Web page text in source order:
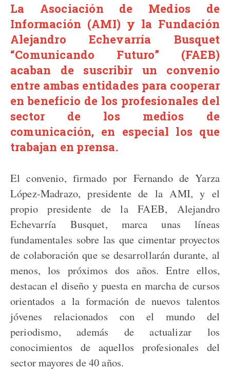
La Asociación de Medios de
Información (AMI) y la Fundación
Alejandro Echevarría Busquet
“Comunicando Futuro” (FAEB)
acaban de suscribir un convenio
entre ambas entidades para cooperar
en beneficio de los profesionales del
sector de los medios de
comunicación, en especial los que
trabajan en prensa.
El convenio, firmado por Fernando de Yarza
López-Madrazo, presidente de la AMI, y el
propio presidente de la FAEB, Alejandro
Echevarría Busquet, marca unas líneas
fundamentales sobre las que cimentar proyectos
de colaboración que se desarrollarán durante, al
menos, los próximos dos años. Entre ellos,
destacan el diseño y puesta en marcha de cursos
orientados a la formación de nuevos talentos
jóvenes relacionados con el mundo del
periodismo, además de actualizar los
conocimientos de aquellos profesionales del
sector mayores de 40 años.